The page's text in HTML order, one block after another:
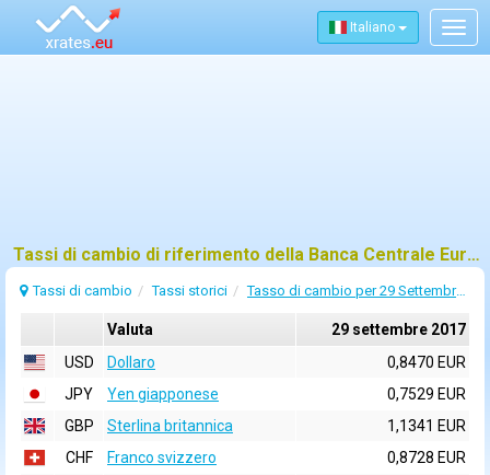
Italiano
Tassi di cambio di riferimento della Banca Centrale Europea (BCE) per 29 settembre 2017
Tassi di cambio Tassi storici Tasso di cambio per 29 Settembre 2017
Valuta
29 settembre 2017
USD
Dollaro
0,8470 EUR
JPY
Yen giapponese
0,7529 EUR
GBP
Sterlina britannica
1,1341 EUR
CHF
Franco svizzero
0,8728 EUR